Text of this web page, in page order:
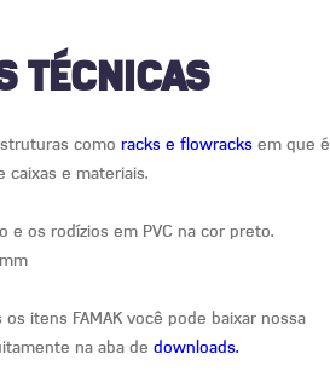
TÉCNICAS
como racks e flowracks em que é
caixas e materiais.
e os rodízios em PVC na cor preto.
itens FAMAK você pode baixar nossa
na aba de downloads.